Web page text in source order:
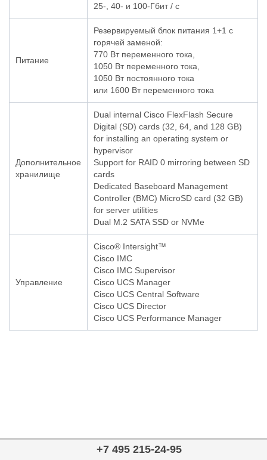
25-, 40- и 100-Гбит / с
Питание
Резервируемый блок питания 1+1 с
горячей заменой:
770 Вт переменного тока,
1050 Вт переменного тока,
1050 Вт постоянного тока
или 1600 Вт переменного тока
Дополнительное
хранилище
Dual internal Cisco FlexFlash Secure
Digital (SD) cards (32, 64, and 128 GB)
for installing an operating system or
hypervisor
Support for RAID 0 mirroring between SD
cards
Dedicated Baseboard Management
Controller (BMC) MicroSD card (32 GB)
for server utilities
Dual M.2 SATA SSD or NVMe
Управление
Cisco® Intersight™
Cisco IMC
Cisco IMC Supervisor
Cisco UCS Manager
Cisco UCS Central Software
Cisco UCS Director
Cisco UCS Performance Manager
+7 495 215-24-95